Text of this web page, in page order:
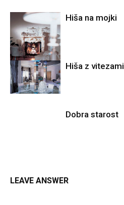
Hiša na mojki
Hiša z vitezami
Dobra starost
LEAVE ANSWER